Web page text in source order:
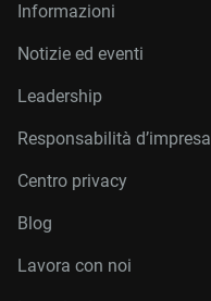
Informazioni
Notizie ed eventi
Leadership
Responsabilità d’impresa
Centro privacy
Blog
Lavora con noi